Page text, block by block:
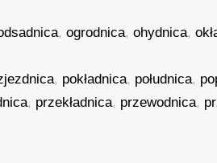
,ogrodnica,ohydnica,
, pokładnica, południca,
, przekładnica, przewodnica,